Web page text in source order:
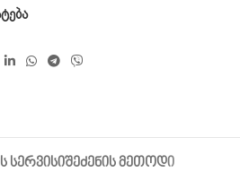
ᲡᲔᲠᲕᲘᲡᲘᲨᲔᲫᲔᲜᲘᲡ ᲛᲔᲗᲝᲓᲘ